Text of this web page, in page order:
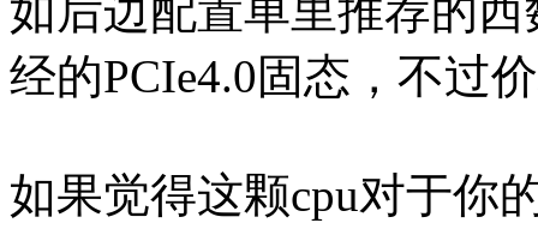
如后边配置单里推荐的
经的PCIe4.0固态，不过
如果觉得这颗cpu对于你